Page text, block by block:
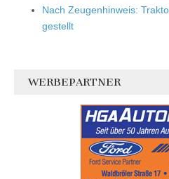
Nach Zeugenhinweis:
gestellt
WERBEPARTNER